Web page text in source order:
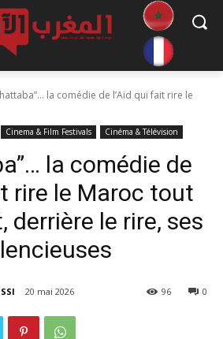
la comédie de l’Aïd qui fait rire le
Cinema & Film Festivals Cinéma & Télévision
la comédie de
rire le Maroc tout
derrière le rire, ses
20 mai 2026 0
96